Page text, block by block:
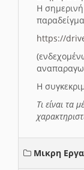
Η
https://
Η
Τι είναι τα
Μικρη